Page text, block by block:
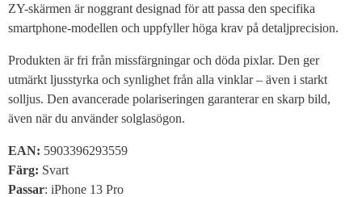
ZY-skärmen är noggrant designad för att passa den specifika
smartphone-modellen och uppfyller höga krav på detaljprecision.
Produkten är fri från missfärgningar och döda pixlar. Den ger
utmärkt ljusstyrka och synlighet från alla vinklar – även i starkt
solljus. Den avancerade polariseringen garanterar en skarp bild,
även när du använder solglasögon.
EAN: 5903396293559
Färg: Svart
Passar: iPhone 13 Pro